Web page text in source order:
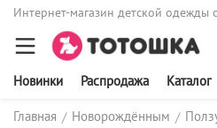
Интернет-магазин детской одежды
Новинки Распродажа Каталог
Главная / Новорождённым /